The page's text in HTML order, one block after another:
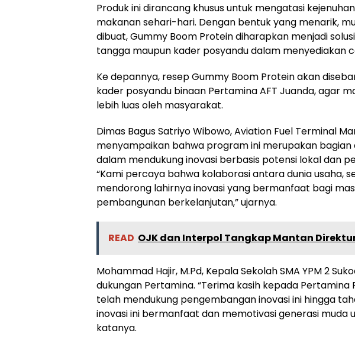
Produk ini dirancang khusus untuk mengatasi
makanan sehari-hari. Dengan bentuk yang menarik,
dibuat, Gummy Boom Protein diharapkan menjadi
tangga maupun kader posyandu dalam menyediakan
Ke depannya, resep Gummy Boom Protein akan
kader posyandu binaan Pertamina AFT Juanda, agar
lebih luas oleh masyarakat.
Dimas Bagus Satriyo Wibowo, Aviation Fuel Terminal
menyampaikan bahwa program ini merupakan
dalam mendukung inovasi berbasis potensi lokal dan
“Kami percaya bahwa kolaborasi antara dunia usaha,
mendorong lahirnya inovasi yang bermanfaat bagi
pembangunan berkelanjutan,” ujarnya.
READ OJK dan Interpol Tangkap Mantan
Mohammad Hajir, M.Pd, Kepala Sekolah SMA YPM 2
dukungan Pertamina. “Terima kasih kepada Pertamina
telah mendukung pengembangan inovasi ini hingga
inovasi ini bermanfaat dan memotivasi generasi muda
katanya.